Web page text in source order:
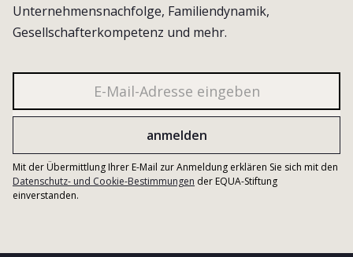
Unternehmensnachfolge, Familiendynamik,
Gesellschafterkompetenz und mehr.
Mit der Übermittlung Ihrer E-Mail zur Anmeldung erklären Sie sich mit den
Datenschutz- und Cookie-Bestimmungen der EQUA-Stiftung
einverstanden.